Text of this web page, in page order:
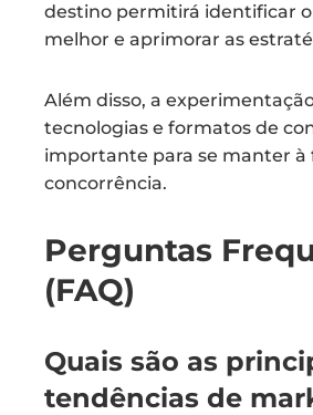
destino permitirá identificar
melhor e aprimorar as
Além disso, a
tecnologias e formatos de
importante para se manter à
concorrência.
Perguntas
(FAQ)
Quais são as
tendências de